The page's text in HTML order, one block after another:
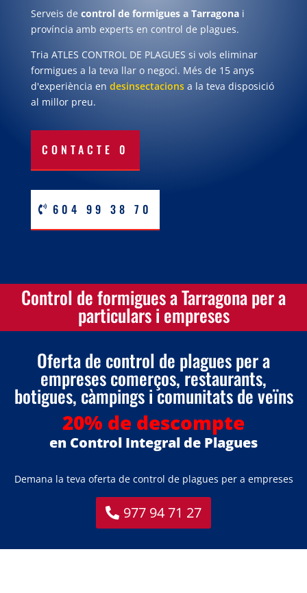
Serveis de control de formigues a Tarragonai
província amb experts en control de plagues.
Tria ATLES CONTROL DE PLAGUES si vols eliminar
formigues a la teva llar o negoci. Més de 15 anys
d'experiència en desinsectacionsa la teva disposició
al millor preu.
CONTACTE 0
604 99 38 70
Control de formigues a Tarragona per a
particulars i empreses
Oferta de control de plagues per a
empreses comerços, restaurants,
botigues, càmpings i comunitats de veïns
20% de descompte
en Control Integral de Plagues
Demana la teva oferta de control de plagues per a empreses
977 94 71 27